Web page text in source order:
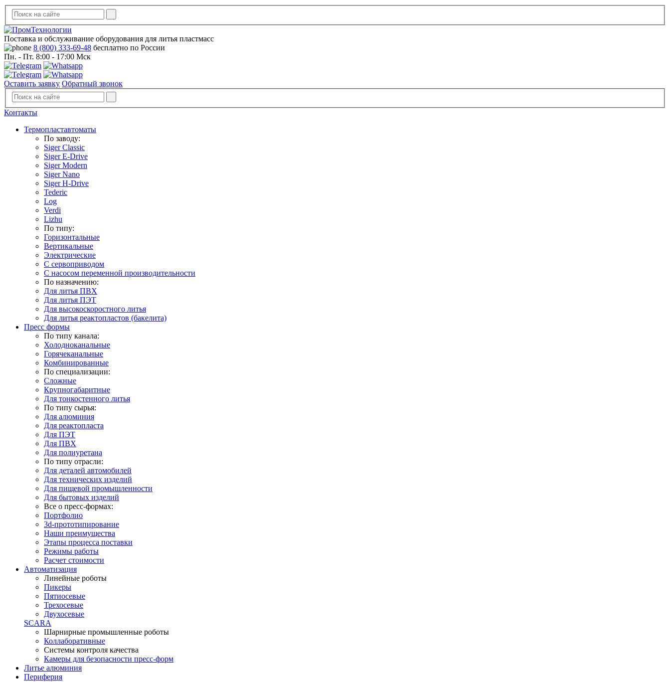
Поставка и обслуживание оборудования для литья пластмасс
8 (800) 333-69-48 бесплатно по России
Пн. - Пт. 8:00 - 17:00 Мск
Оставить заявку Обратный звонок
Контакты
Термопластавтоматы
По заводу:
Siger Classic
Siger E-Drive
Siger Modern
Siger Nano
Siger H-Drive
Tederic
Log
Verdi
Lizhu
По типу:
Горизонтальные
Вертикальные
Электрические
С сервоприводом
С насосом переменной производительности
По назначению:
Для литья ПВХ
Для литья ПЭТ
Для высокоскоростного литья
Для литья реактопластов (бакелита)
Пресс формы
По типу канала:
Холодноканальные
Горячеканальные
Комбинированные
По специализации:
Сложные
Крупногабаритные
Для тонкостенного литья
По типу сырья:
Для алюминия
Для реактопласта
Для ПЭТ
Для ПВХ
Для полиуретана
По типу отрасли:
Для деталей автомобилей
Для технических изделий
Для пищевой промышленности
Для бытовых изделий
Все о пресс-формах:
Портфолио
3d-прототипирование
Наши преимущества
Этапы процесса поставки
Режимы работы
Расчет стоимости
Автоматизация
Линейные роботы
Пикеры
Пятиосевые
Трехосевые
Двухосевые
SCARA
Шарнирные промышленные роботы
Коллаборативные
Системы контроля качества
Камеры для безопасности пресс-форм
Литье алюминия
Периферия